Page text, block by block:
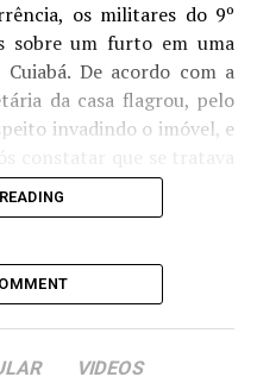
os militares do 9º
sobre um furto em uma
De acordo com a
da casa flagrou, pelo
invadindo o imóvel, e
momento em que o
arma de fogo contra as
Cobalt prata.
VIDEOS